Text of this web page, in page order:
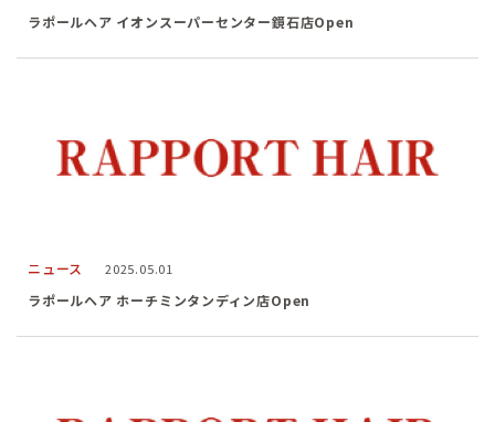
ラポールヘア イオンスーパーセンター鏡石店Open
ニュース 2025.05.01
ラポールヘア ホーチミンタンディン店Open